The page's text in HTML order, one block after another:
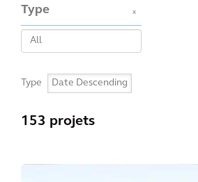
Type x
Type
153 projets